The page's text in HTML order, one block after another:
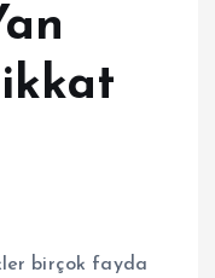
birçok fayda